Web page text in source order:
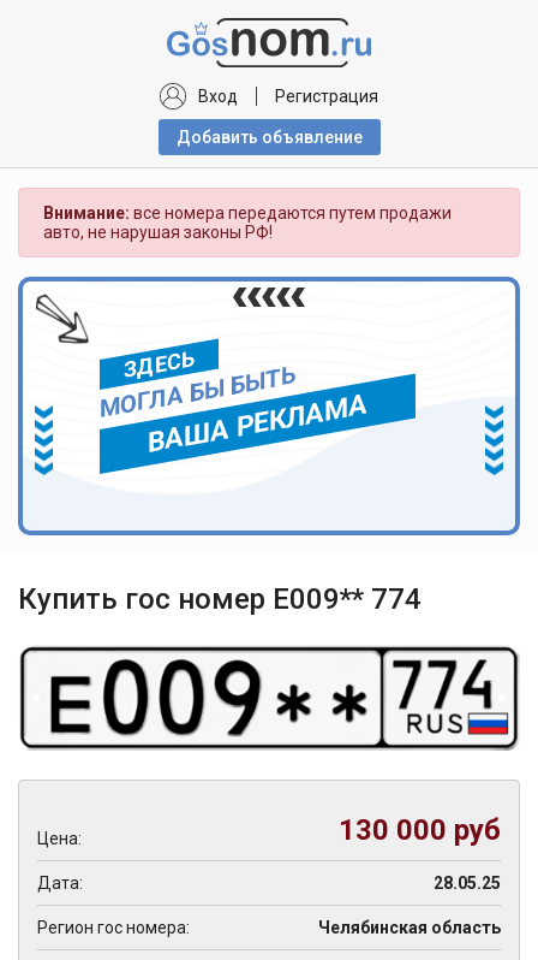
Вход Регистрация
Добавить объявлениe
Внимание: все номера передаются путем продажи
авто, не нарушая законы РФ!
ЗДЕСЬ
МОГЛА БЫ БЫТЬ
ВАША РЕКЛАМА
Купить гос номер Е009** 774
Цена: 130 000 руб
Дата: 28.05.25
Регион гос номера: Челябинская область